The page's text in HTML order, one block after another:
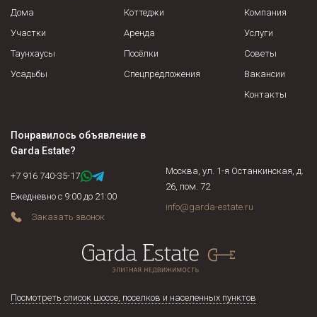
завещанию, решению суда и пр.).
Дома
Участки
Таунхаусы
Усадьбы
Коттеджи
Аренда
Посёлки
Спецпредложения
Компания
Услуги
Советы
Вакансии
Контакты
Понравилось объявление в
Garda Estate?
+7 916 740-35-17
Ежедневно с 9:00 до 21:00
Заказать звонок
Москва, ул. 1-я Останкинская, д.
26, пом. 72
info@garda-estate.ru
Посмотреть список шоссе, поселков и населенных пунктов